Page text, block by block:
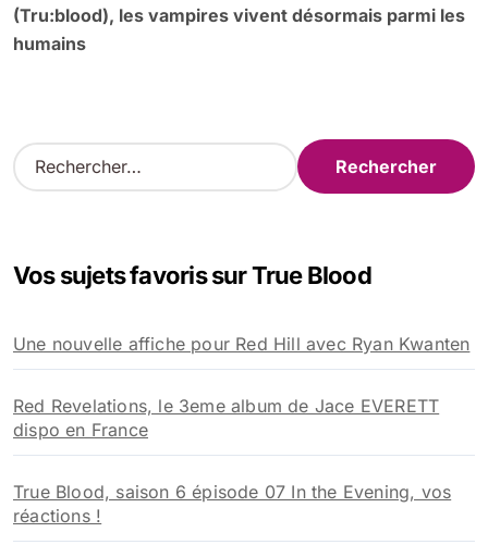
(Tru:blood), les vampires vivent désormais parmi les
humains
R
e
r
e
r
:
Vos sujets favoris sur True Blood
Une nouvelle affiche pour Red Hill avec Ryan Kwanten
Red Revelations, le 3eme album de Jace EVERETT
dispo en France
True Blood, saison 6 épisode 07 In the Evening, vos
réactions !